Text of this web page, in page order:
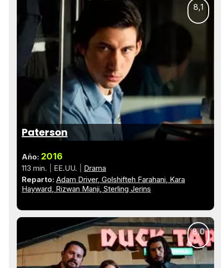
8,1
Paterson
Año: 2016
113 min. EE.UU.
Drama
Reparto: Adam Driver Golshifteh Farahani Kara
Hayward Rizwan Manji Sterling Jerins
8,0